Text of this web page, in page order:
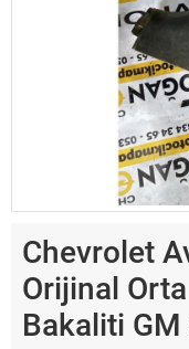
Chevrolet
Orijinal
Bakaliti GM